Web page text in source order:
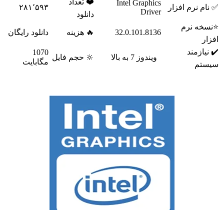
نرم افزار
Intel Graphics
Driver
۲۸۱٬۵۹۳
نرم
32.0.101.8136 🔥 هزینه دانلود رایگان
ویندوز 7 به بالا 🔆 حجم فایل
1070
مگابایت